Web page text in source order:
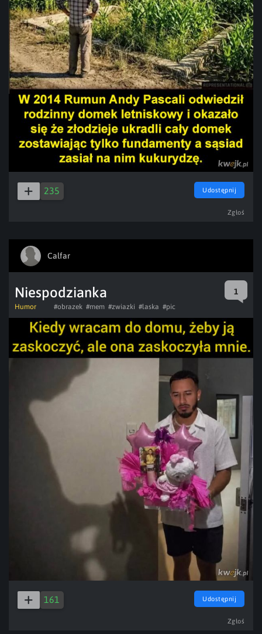
235 Udostępnij
Zgłoś
Calfar
Niespodzianka 1
Humor #obrazek #mem #zwiazki #laska #pic
161 Udostępnij
Zgłoś